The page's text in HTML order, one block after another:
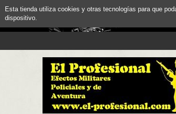
Esta tienda utiliza cookies y otras tecnologías para que
dispositivo.